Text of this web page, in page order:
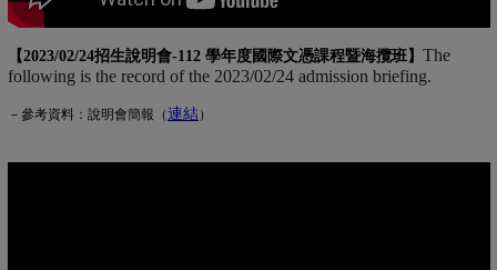
【2023/02/24招生說明會-112 學年度國際文憑課程暨海攬班】 The
following is the record of the 2023/02/24 admission briefing.
－參考資料：說明會簡報（連結(另開新視窗)
）